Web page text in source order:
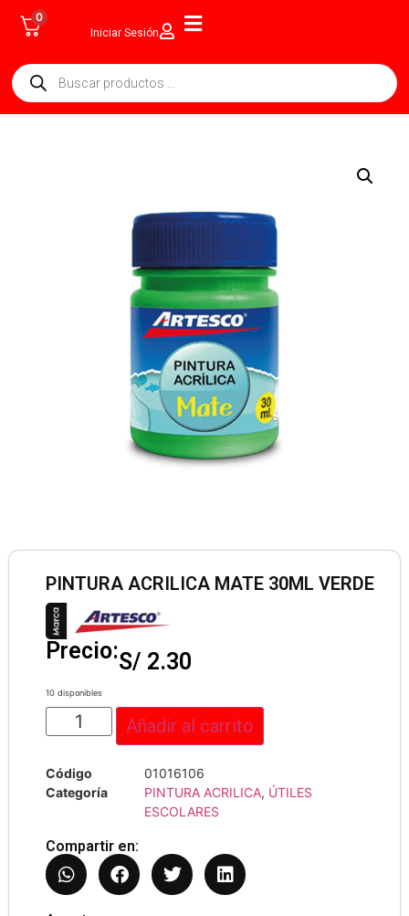
0
Iniciar Sesión
PINTURA ACRILICA MATE 30ML VERDE
Precio:S/ 2.30
10 disponibles
Añadir al carrito
Código
01016106
Categoría
PINTURA ACRILICA, ÚTILES
ESCOLARES
Compartir en: